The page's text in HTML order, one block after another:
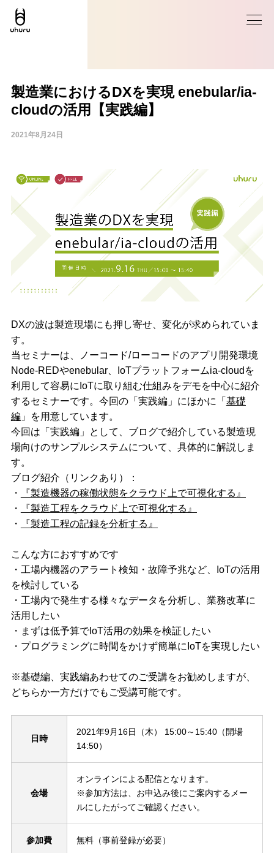
製造業におけるDXを実現 enebular/ia-
cloudの活用【実践編】
2021年8月24日
DXの波は製造現場にも押し寄せ、変化が求められていま
す。
当セミナーは、ノーコード/ローコードのアプリ開発環境
Node-REDやenebular、IoTプラットフォームia-cloudを
利用して容易にIoTに取り組む仕組みをデモを中心に紹介
するセミナーです。今回の「実践編」にほかに「 基礎
編」を用意しています。
今回は「実践編」として、ブログで紹介している製造現
場向けのサンプルシステムについて、具体的に解説しま
す。
ブログ紹介（リンクあり）：
・
『製造機器の稼働状態をクラウド上で可視化する』
・
『製造工程をクラウド上で可視化する』
・
『製造工程の記録を分析する』
こんな方におすすめです
・工場内機器のアラート検知・故障予兆など、IoTの活用
を検討している
・工場内で発生する様々なデータを分析し、業務改革に
活用したい
・まずは低予算でIoT活用の効果を検証したい
・プログラミングに時間をかけず簡単にIoTを実現したい
※基礎編、実践編あわせてのご受講をお勧めしますが、
どちらか一方だけでもご受講可能です。
日時
2021年9月16日（木） 15:00～15:40（開場
14:50）
会場
オンラインによる配信となります。
※参加方法は、お申込み後にご案内するメー
ルにしたがってご確認ください。
参加費 無料（事前登録が必要）